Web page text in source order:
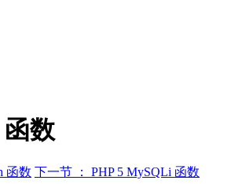
函数
函数 下一节 ： PHP 5 MySQLi 函数